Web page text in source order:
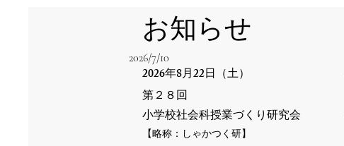
お知らせ
2026年8月22日（土）
第２８回
小学校社会科授業づくり研究会
​【略称：しゃかつく研】
2026/7/10